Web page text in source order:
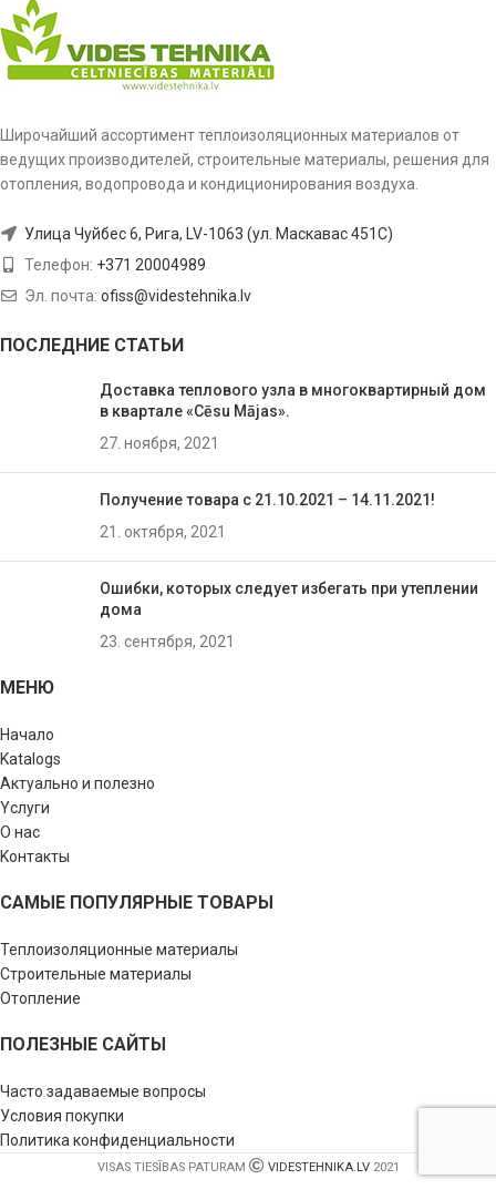
Широчайший ассортимент теплоизоляционных материалов от
ведущих производителей, строительные материалы, решения для
отопления, водопровода и кондиционирования воздуха.
Улица Чуйбес 6, Рига, LV-1063 (ул. Маскавас 451C)
Телефон: +371 20004989
Эл. почта: ofiss@videstehnika.lv
ПОСЛЕДНИЕ СТАТЬИ
Доставка теплового узла в многоквартирный дом
в квартале «Cēsu Mājas».
27. ноября, 2021
Получение товара с 21.10.2021 – 14.11.2021!
21. октября, 2021
Ошибки, которых следует избегать при утеплении
домa
23. сентября, 2021
МЕНЮ
Начало
Katalogs
Актуально и полезно
Yслуги
О нас
Kонтакты
САМЫЕ ПОПУЛЯРНЫЕ ТОВАРЫ
Теплоизоляционные материалы
Строительные материалы
Отопление
ПОЛЕЗНЫЕ САЙТЫ
Часто задаваемые вопросы
Условия покупки
Политика конфиденциальности
VISAS TIESĪBAS PATURAM VIDESTEHNIKA.LV2021